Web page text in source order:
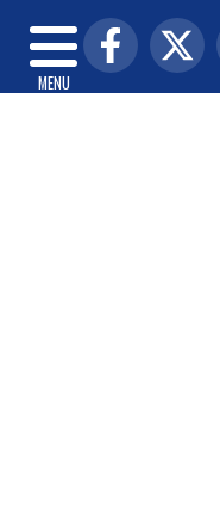
MENU